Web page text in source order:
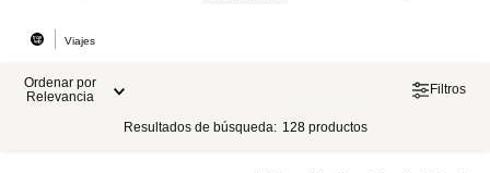
Viajes
Ordenar por
Relevancia
Filtros
Resultados de búsqueda: 128 productos